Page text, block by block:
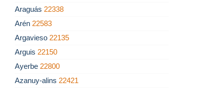
Araguás 22338
Arén 22583
Argavieso 22135
Arguis 22150
Ayerbe 22800
Azanuy-alins 22421